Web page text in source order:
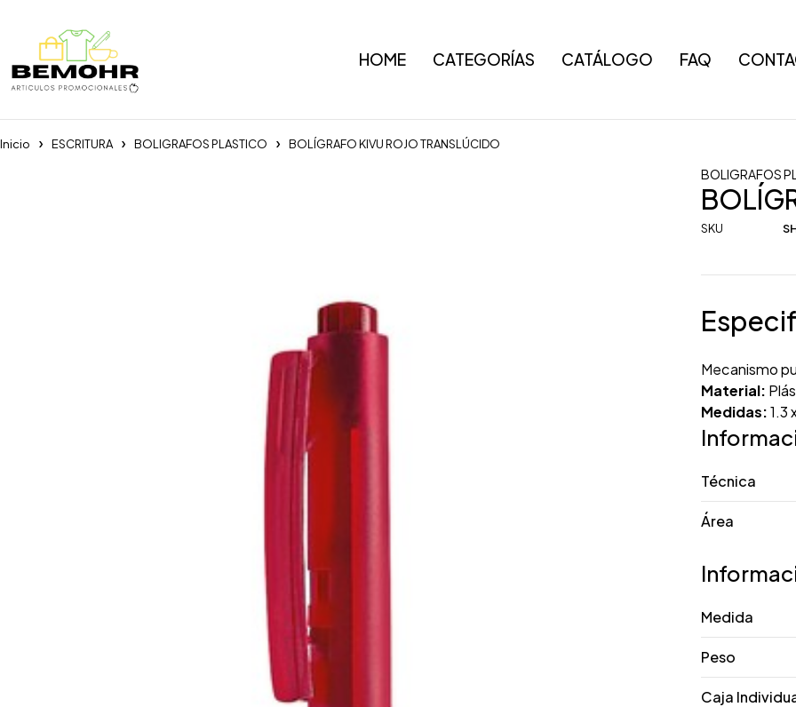
HOME CATEGORÍAS CATÁLOGO FAQ
Inicio ESCRITURA BOLIGRAFOS PLASTICO BOLÍGRAFO KIVU ROJO TRANSLÚCIDO
BOLIGRAFOS
SKU
Mecanismo
Material:
Medidas:1.3
Técnica
Área
Medida
Peso
Caja